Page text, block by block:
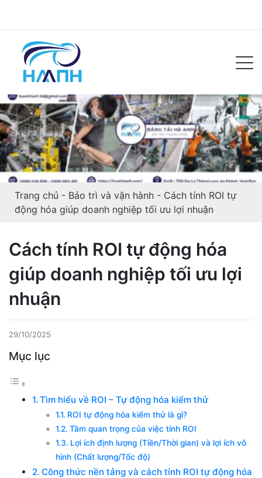
Trang chủ - Bảo trì và vận hành - Cách tính ROI tự
động hóa giúp doanh nghiệp tối ưu lợi nhuận
Cách tính ROI tự động hóa
giúp doanh nghiệp tối ưu lợi
nhuận
29/10/2025
Mục lục
Tìm hiểu về ROI – Tự động hóa kiểm thử
ROI tự động hóa kiểm thử là gì?
Tầm quan trọng của việc tính ROI
Lợi ích định lượng (Tiền/Thời gian) và lợi ích vô
hình (Chất lượng/Tốc độ)
Công thức nền tảng và cách tính ROI tự động hóa